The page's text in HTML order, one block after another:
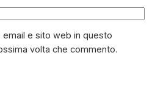
email e sito web in questo
volta che commento.